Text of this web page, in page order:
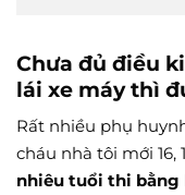
Chưa đủ điều
lái xe máy thì
Rất nhiều phụ
cháu nhà tôi mới 16,
nhiêu tuổi thi bằng